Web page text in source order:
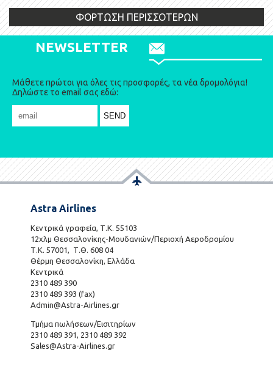
ΦΟΡΤΩΣΗ ΠΕΡΙΣΣΟΤΕΡΩΝ
NEWSLETTER
Μάθετε πρώτοι για όλες τις προσφορές, τα νέα δρομολόγια!
Δηλώστε το email σας εδώ:
Astra Airlines
Κεντρικά γραφεία, Τ.Κ. 55103
12χλμ Θεσσαλονίκης-Μουδανιών/Περιοχή Αεροδρομίου
Τ.Κ. 57001, Τ.Θ. 608 04
Θέρμη Θεσσαλονίκη, Ελλάδα
Κεντρικά
2310 489 390
2310 489 393 (fax)
Admin@Astra-Airlines.gr
Τμήμα πωλήσεων/Εισιτηρίων
2310 489 391, 2310 489 392
Sales@Astra-Airlines.gr